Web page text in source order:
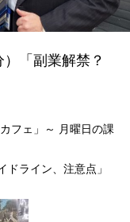
「副業解禁？
フェ」～ 月曜日の課
ドライン、注意点」